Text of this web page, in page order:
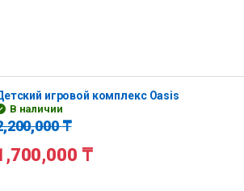
игровой комплекс Oasis
В наличии
₸
₸